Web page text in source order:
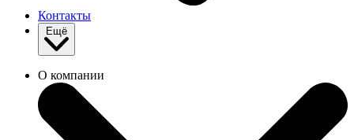
Контакты
О компании